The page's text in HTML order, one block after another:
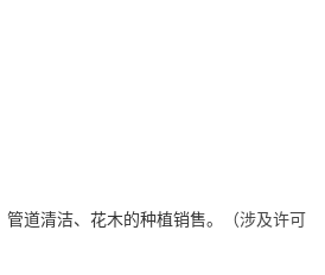
道清洁、花木的种植销售。
（涉及许可